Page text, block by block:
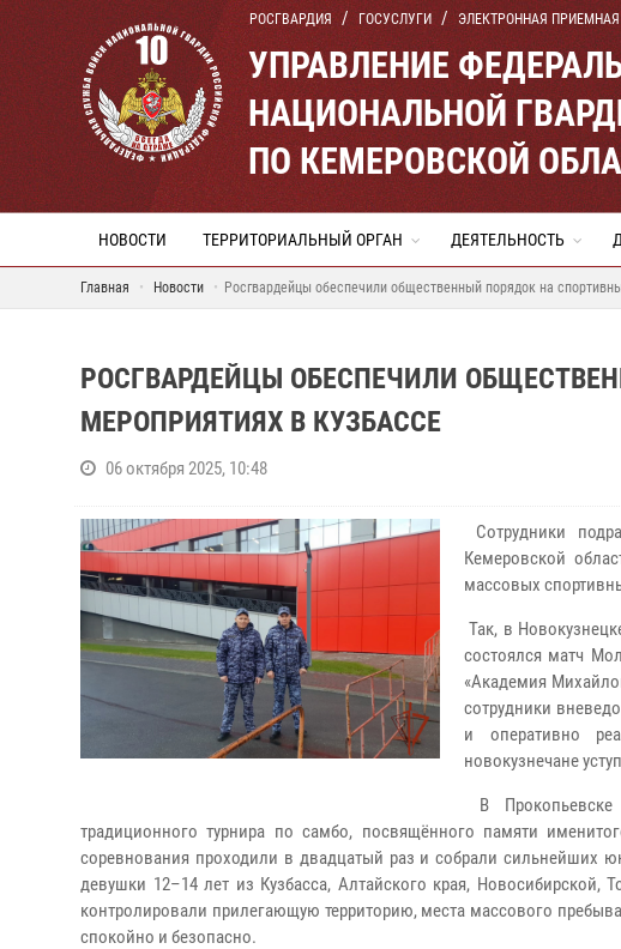
РОСГВАРДИЯ ГОСУСЛУГИ ЭЛЕКТРОННАЯ ПРИЕМНАЯ
УПРАВЛЕНИЕ
НАЦИОНАЛЬНОЙ
ПО КЕМЕРОВСКОЙ
НОВОСТИ ТЕРРИТОРИАЛЬНЫЙ ОРГАН ДЕЯТЕЛЬНОСТЬ
Главная Новости Росгвардейцы обеспечили общественный порядок на
РОСГВАРДЕЙЦЫ ОБЕСПЕЧИЛИ
МЕРОПРИЯТИЯХ В КУЗБАССЕ
06 октября 2025, 10:48
Сотрудники
Кемеровской
массовых
Так, в
состоялся матч
«Академия
сотрудники
и оперативно
новокузнечане
В Прокопьевске
традиционного турнира по самбо, посвящённого памяти
соревнования проходили в двадцатый раз и собрали сильнейших
девушки 12–14 лет из Кузбасса, Алтайского края, Новосибирской,
контролировали прилегающую территорию, места массового
спокойно и безопасно.